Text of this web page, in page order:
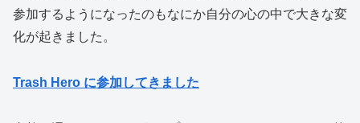
参加するようになったのもなにか自分の心の中で大きな変
化が起きました。
Trash Hero に参加してきました